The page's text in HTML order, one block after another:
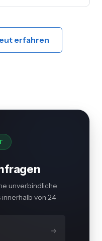
erfahren
unverbindliche
von 24